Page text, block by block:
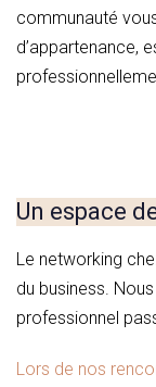
communauté
d’appartenance,
Un espace
Le networking
du business.
professionnel
Lors de nos